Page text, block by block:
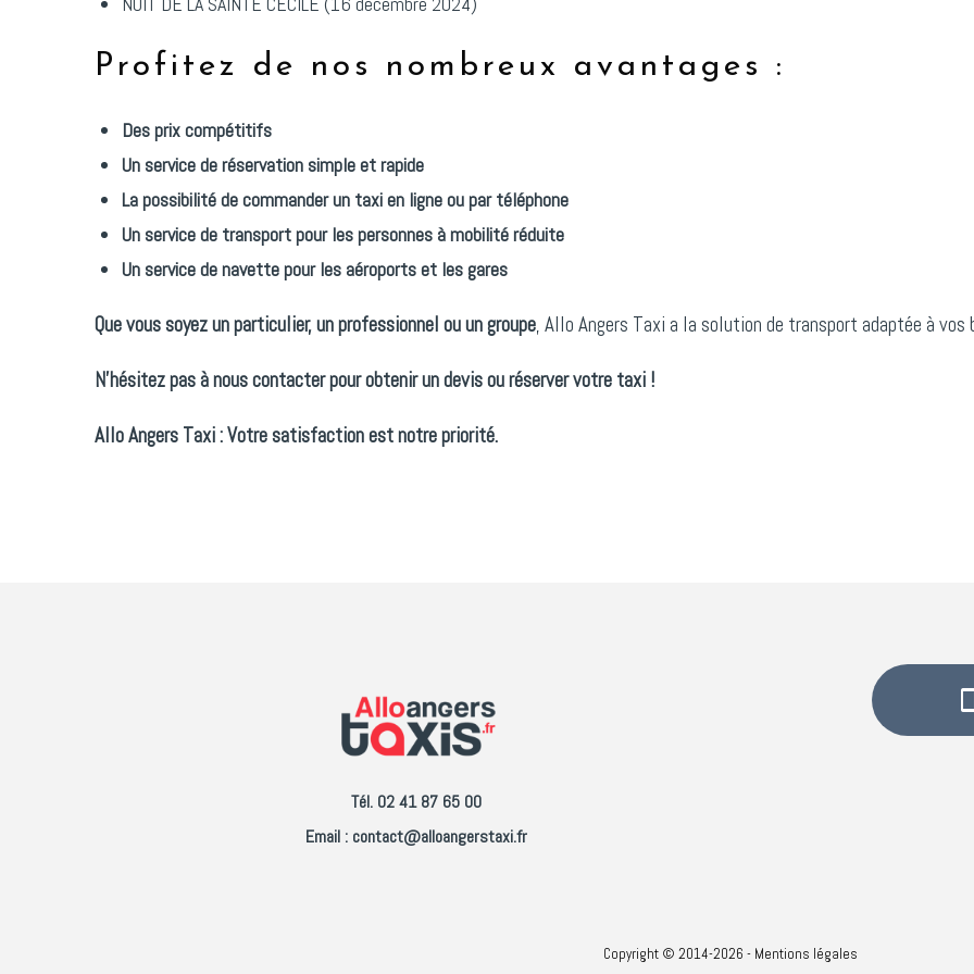
Profitez de nos nombreux avantages :
Des prix compétitifs
Un service de réservation simple et rapide
La possibilité de commander un taxi en ligne ou par téléphone
Un service de transport pour les personnes à mobilité réduite
Un service de navette pour les aéroports et les gares
Que vous soyez un particulier, un professionnel ou un groupe, Allo Angers Taxi a la solution de transport adaptée à vos
N'hésitez pas à nous contacter pour obtenir un devis ou réserver votre taxi !
Allo Angers Taxi : Votre satisfaction est notre priorité.
Tél. 02 41 87 65 00
Email : contact@alloangerstaxi.fr
Copyright © 2014-2026 - Mentions légales